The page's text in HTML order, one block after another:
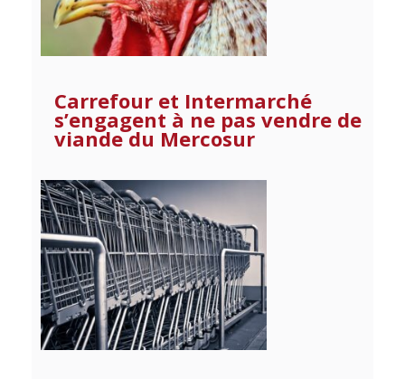
Carrefour et Intermarché
s’engagent à ne pas vendre de
viande du Mercosur